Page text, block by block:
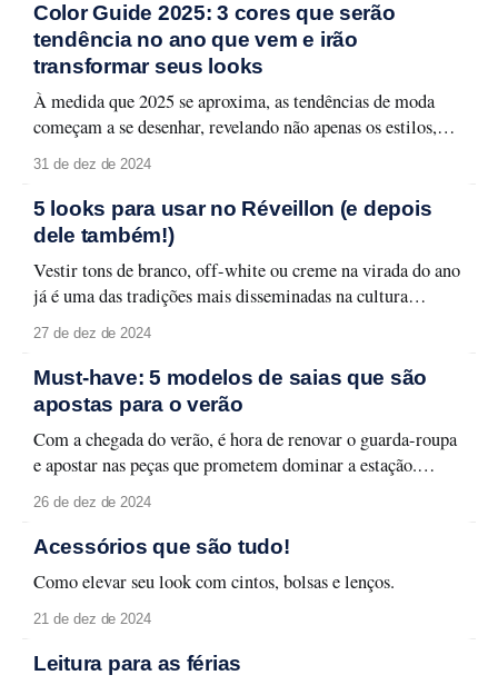
Color Guide 2025: 3 cores que serão
tendência no ano que vem e irão
transformar seus looks
À medida que 2025 se aproxima, as tendências de moda
começam a se desenhar, revelando não apenas os estilos,
mas também as cores que vão dominar as ruas, passarelas e
destacam como protagonistas: marrom, azul marinho e
31 de dez de 2024
5 looks para usar no Réveillon (e depois
dele também!)
Vestir tons de branco, off-white ou creme na virada do ano
já é uma das tradições mais disseminadas na cultura
brasileira. De Norte a Sul do país, acredita-se que as cores
se tornaram uma escolha clássica para
27 de dez de 2024
Must-have: 5 modelos de saias que são
apostas para o verão
Com a chegada do verão, é hora de renovar o guarda-roupa
e apostar nas peças que prometem dominar a estação.
Versáteis, as saias são sempre uma escolha certeira para
modelagens se destacam como as grandes apostas para
26 de dez de 2024
Acessórios que são tudo!
Como elevar seu look com cintos, bolsas e lenços.
21 de dez de 2024
Leitura para as férias